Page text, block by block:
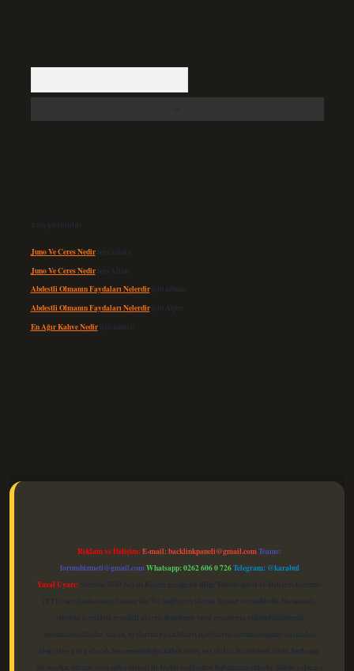
Son yorumlar
Juno Ve Ceres Nediriçin admin
Juno Ve Ceres Nediriçin Altan
Abdestli Olmanın Faydaları Nelerdiriçin admin
Abdestli Olmanın Faydaları Nelerdiriçin Alper
En Ağır Kahve Nediriçin admin
Reklam ve İletişim:E-mail:backlinkpaneli@gmail.comTeams:
forumhizmeti@gmail.comWhatsapp: 0262 606 0 726Telegram: @karabul
Yasal Uyarı: